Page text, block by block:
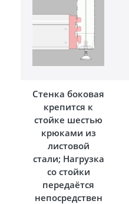
Стенка боковая
крепится к
стойке шестью
крюками из
листовой
стали; Нагрузка
со стойки
передаётся
непосредствен